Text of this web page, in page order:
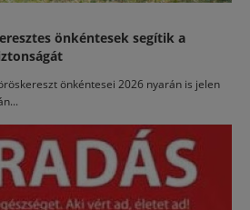
önkéntesek segítik a
önkéntesei 2026 nyarán is jelen